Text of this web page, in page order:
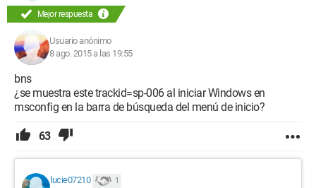
Mejor respuesta
Usuario anónimo
8 ago. 2015 a las 19:55
bns
¿se muestra este trackid=sp-006 al iniciar Windows en
msconfig en la barra de búsqueda del menú de inicio?
63
lucie07210 1